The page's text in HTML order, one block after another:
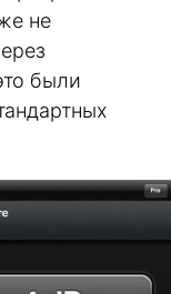
не
были